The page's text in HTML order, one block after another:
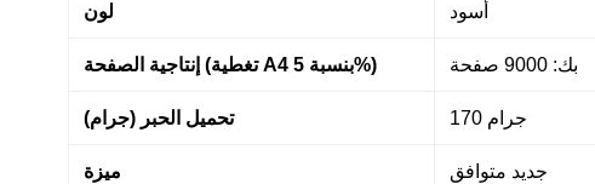
لون أسود
إنتاجية الصفحة (تغطية A4 بنسبة 5%) بك: 9000 صفحة
تحميل الحبر (جرام) 170 جرام
ميزة جديد متوافق